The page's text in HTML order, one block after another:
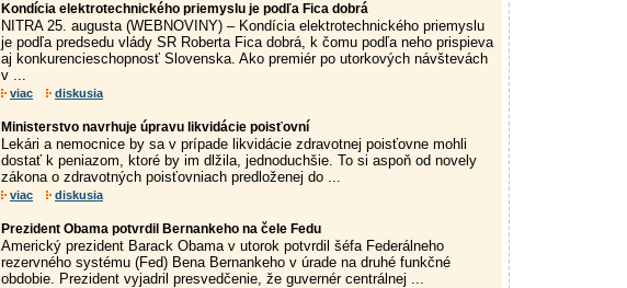
Kondícia elektrotechnického priemyslu je podľa Fica dobrá
NITRA 25. augusta (WEBNOVINY) – Kondícia elektrotechnického priemyslu
je podľa predsedu vlády SR Roberta Fica dobrá, k čomu podľa neho prispieva
aj konkurencieschopnosť Slovenska. Ako premiér po utorkových návštevách
v ...
viac diskusia
Ministerstvo navrhuje úpravu likvidácie poisťovní
Lekári a nemocnice by sa v prípade likvidácie zdravotnej poisťovne mohli
dostať k peniazom, ktoré by im dlžila, jednoduchšie. To si aspoň od novely
zákona o zdravotných poisťovniach predloženej do ...
viac diskusia
Prezident Obama potvrdil Bernankeho na čele Fedu
Americký prezident Barack Obama v utorok potvrdil šéfa Federálneho
rezervného systému (Fed) Bena Bernankeho v úrade na druhé funkčné
obdobie. Prezident vyjadril presvedčenie, že guvernér centrálnej ...